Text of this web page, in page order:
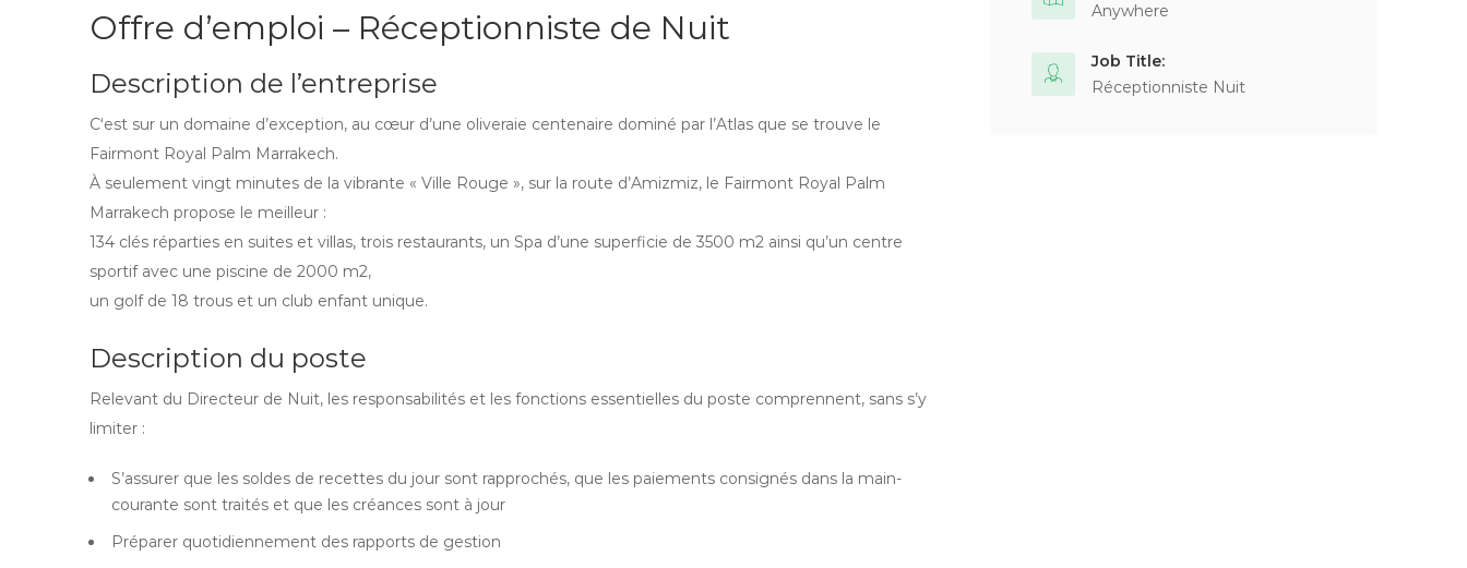
Offre d’emploi – Réceptionniste de Nuit
Description de l’entreprise
C‘est sur un domaine d’exception, au cœur d’une oliveraie centenaire dominé par l’Atlas que se trouve le
Fairmont Royal Palm Marrakech.
À seulement vingt minutes de la vibrante « Ville Rouge », sur la route d’Amizmiz, le Fairmont Royal Palm
Marrakech propose le meilleur :
134 clés réparties en suites et villas, trois restaurants, un Spa d’une superficie de 3500 m2 ainsi qu’un centre
sportif avec une piscine de 2000 m2,
un golf de 18 trous et un club enfant unique.
Description du poste
Relevant du Directeur de Nuit, les responsabilités et les fonctions essentielles du poste comprennent, sans s’y
limiter :
S’assurer que les soldes de recettes du jour sont rapprochés, que les paiements consignés dans la main-
courante sont traités et que les créances sont à jour
Préparer quotidiennement des rapports de gestion
Anywhere
Job Title:
Réceptionniste Nuit